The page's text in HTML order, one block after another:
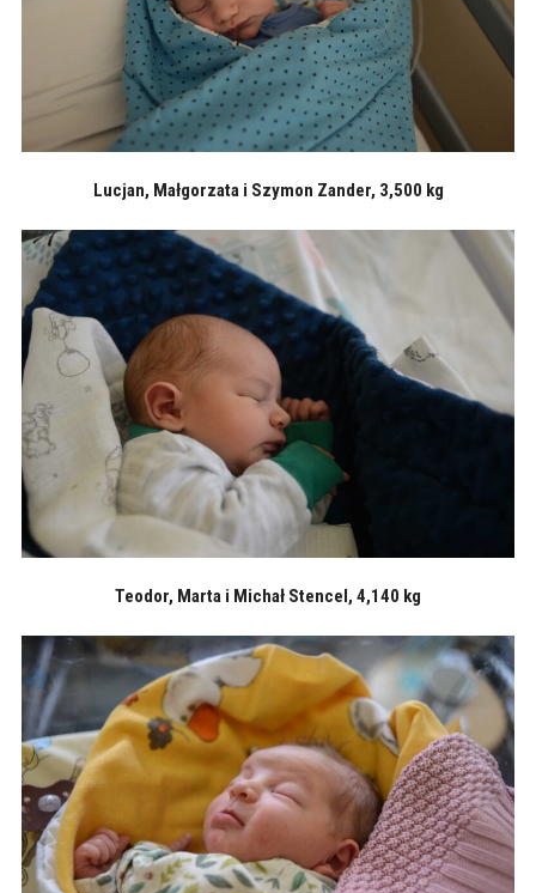
Lucjan, Małgorzata i Szymon Zander, 3,500 kg
Teodor, Marta i Michał Stencel, 4,140 kg